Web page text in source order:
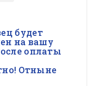
будет
на вашу
оплаты
Отныне